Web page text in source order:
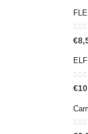
0
€
0
€
0